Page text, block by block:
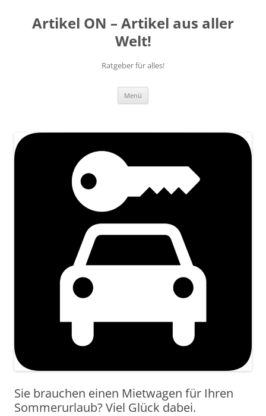
Artikel ON – Artikel aus aller
Welt!
Ratgeber für alles!
Menü
Sie brauchen einen Mietwagen für Ihren
Sommerurlaub? Viel Glück dabei.